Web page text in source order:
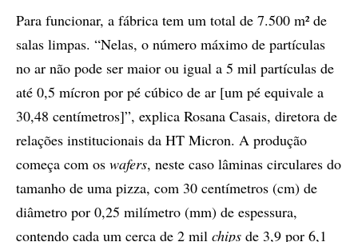
Para funcionar, a fábrica tem um total de 7.500 m² de
salas limpas. “Nelas, o número máximo de partículas
no ar não pode ser maior ou igual a 5 mil partículas de
até 0,5 mícron por pé cúbico de ar [um pé equivale a
30,48 centímetros]”, explica Rosana Casais, diretora de
relações institucionais da HT Micron. A produção
começa com os wafers, neste caso lâminas circulares do
tamanho de uma pizza, com 30 centímetros (cm) de
diâmetro por 0,25 milímetro (mm) de espessura,
contendo cada um cerca de 2 mil chips de 3,9 por 6,1